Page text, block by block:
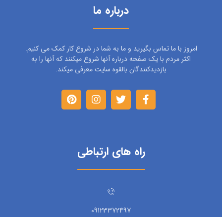
درباره ما
امروز با ما تماس بگیرید و ما به شما در شروع کار کمک می کنیم.
اکثر مردم با یک صفحه درباره آنها شروع میکنند که آنها را به
بازدیدکنندگان بالقوه سایت معرفی میکند.
راه های ارتباطی
09123372497